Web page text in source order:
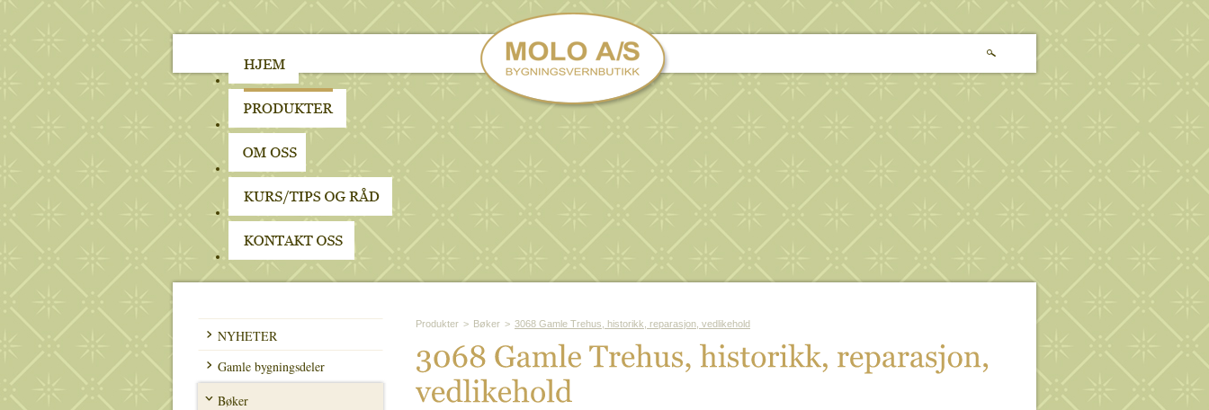
NYHETER
Gamle bygningsdeler
Bøker
Produkter > Bøker > 3068 Gamle Trehus, historikk, reparasjon, vedlikehold
3068 Gamle Trehus, historikk, reparasjon,
vedlikehold